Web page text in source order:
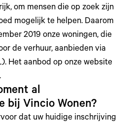
om mensen die op zoek zijn
mogelijk te helpen. Daarom
2019 onze woningen, die
de verhuur, aanbieden via
Het aanbod op onze website
al
bij Vincio Wonen?
dat uw huidige inschrijving